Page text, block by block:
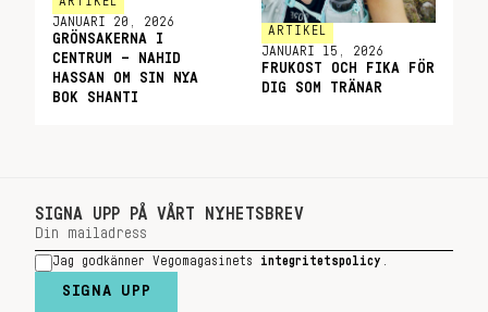
JANUARI 20, 2026
GRÖNSAKERNA I
CENTRUM – NAHID
HASSAN OM SIN NYA
BOK SHANTI
ARTIKEL
JANUARI 15, 2026
FRUKOST OCH FIKA FÖR
DIG SOM TRÄNAR
SIGNA UPP PÅ VÅRT NYHETSBREV
Jag godkänner Vegomagasinets integritetspolicy
SIGNA UPP